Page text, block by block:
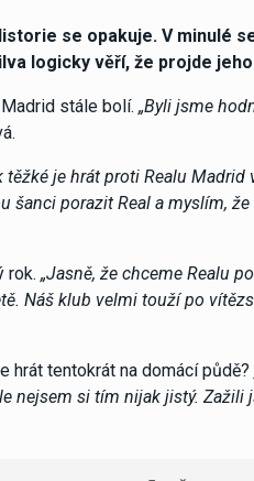
se opakuje. V minulé
logicky věří, že projde
stále bolí. „Byli jsme
těžké je hrát proti Realu
šanci porazit Real a myslím,
rok. „Jasně, že chceme Realu
Náš klub velmi touží po
hrát tentokrát na domácí půdě?
nejsem si tím nijak jistý.